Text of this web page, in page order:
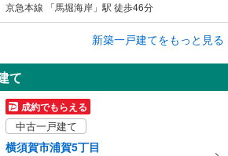
京急本線 「馬堀海岸」駅 徒歩46分
横須賀市浦上台2丁目
3,650万円
4LDK
土地面積 100.47m
京急本線 「馬堀海岸」駅 徒歩16分
新築一戸建てをもっと見る
て
成約でもらえる
中古一戸建て
横須賀市浦賀5丁目